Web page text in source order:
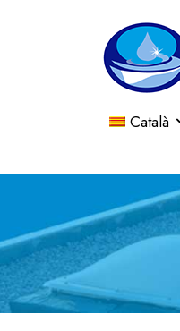
Català